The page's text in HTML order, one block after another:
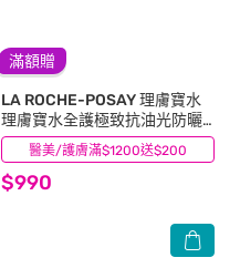
滿額贈
醫美/護膚滿$1200送$200
LA ROCHE-POSAY 理膚寶水
理膚寶水全護極致抗油光防曬
亮白乳 UVA PRO 30ml
$990
(20)